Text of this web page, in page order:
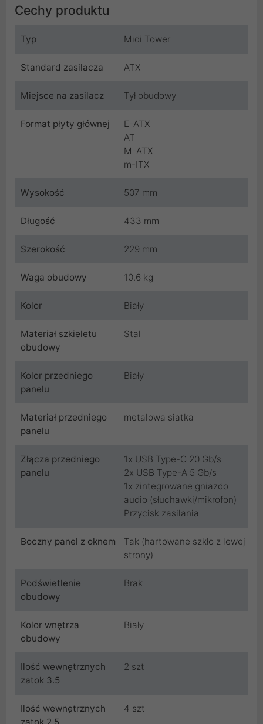
Cechy produktu
Typ Midi Tower
Standard zasilacza ATX
Miejsce na zasilacz Tył obudowy
Format płyty głównej
E-ATX
AT
M-ATX
m-ITX
Wysokość 507 mm
Długość 433 mm
Szerokość 229 mm
Waga obudowy 10.6 kg
Kolor Biały
Materiał szkieletu
obudowy
Stal
Kolor przedniego
panelu
Biały
Materiał przedniego
panelu
metalowa siatka
Złącza przedniego
panelu
1x USB Type-C 20 Gb/s
2x USB Type-A 5 Gb/s
1x zintegrowane gniazdo
audio (słuchawki/mikrofon)
Przycisk zasilania
Boczny panel z oknem
Tak (hartowane szkło z lewej
strony)
Podświetlenie
obudowy
Brak
Kolor wnętrza
obudowy
Biały
Ilość wewnętrznych
zatok 3.5
2 szt
Ilość wewnętrznych
4 szt